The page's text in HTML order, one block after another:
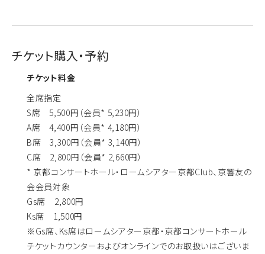
チケット購入・予約
チケット料金
全席指定
S席 5,500円（会員* 5,230円）
A席 4,400円（会員* 4,180円）
B席 3,300円（会員* 3,140円）
C席 2,800円（会員* 2,660円）
* 京都コンサートホール・ロームシアター京都Club、京響友の
会会員対象
Gs席 2,800円
Ks席 1,500円
※Gs席、Ks席はロームシアター京都・京都コンサートホール
チケットカウンターおよびオンラインでのお取扱いはございま